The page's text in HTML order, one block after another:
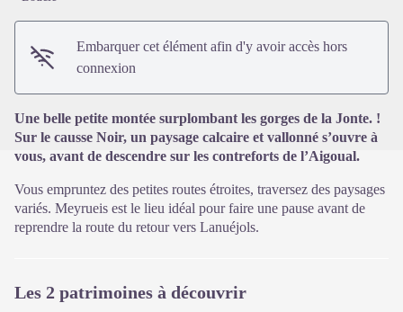
Embarquer cet élément afin d'y avoir accès hors
connexion
Une belle petite montée surplombant les gorges de la Jonte. !
Sur le causse Noir, un paysage calcaire et vallonné s’ouvre à
vous, avant de descendre sur les contreforts de l’Aigoual.
Vous empruntez des petites routes étroites, traversez des paysages
variés. Meyrueis est le lieu idéal pour faire une pause avant de
reprendre la route du retour vers Lanuéjols.
Les 2 patrimoines à découvrir